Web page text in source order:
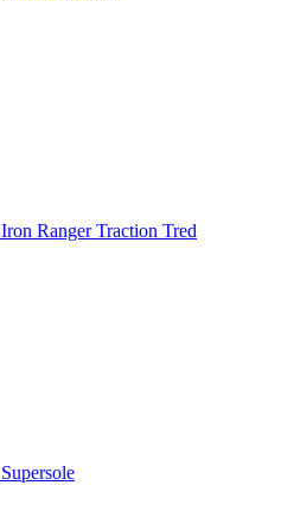
Iron Ranger Traction Tred
Supersole